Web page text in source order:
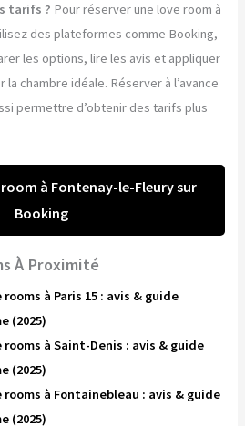
tarifs ? Pour réserver une love room à
des plateformes comme Booking,
les options, lire les avis et appliquer
chambre idéale. Réserver à l’avance
permettre d’obtenir des tarifs plus
à Fontenay-le-Fleury sur
Booking
À Proximité
à Paris 15 : avis & guide
(2025)
rooms à Saint-Denis : avis & guide
(2025)
rooms à Fontainebleau : avis & guide
(2025)